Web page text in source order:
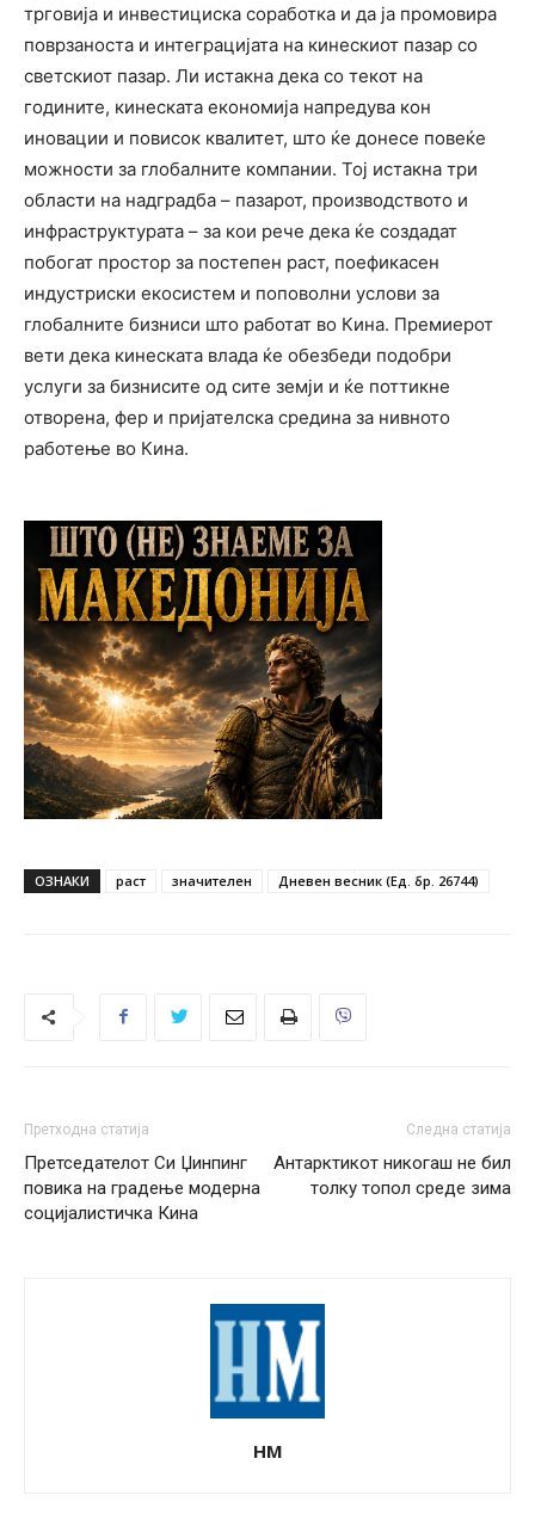
трговија и инвестициска соработка и да ја промовира
поврзаноста и интеграцијата на кинескиот пазар со
светскиот пазар. Ли истакна дека со текот на
годините, кинеската економија напредува кон
иновации и повисок квалитет, што ќе донесе повеќе
можности за глобалните компании. Тој истакна три
области на надградба – пазарот, производството и
инфраструктурата – за кои рече дека ќе создадат
побогат простор за постепен раст, поефикасен
индустриски екосистем и поповолни услови за
глобалните бизниси што работат во Кина. Премиерот
вети дека кинеската влада ќе обезбеди подобри
услуги за бизнисите од сите земји и ќе поттикне
отворена, фер и пријателска средина за нивното
работење во Кина.
ОЗНАКИ раст значителен Дневен весник (Ед. бр. 26744)
Претходна статија
Претседателот Си Џинпинг
повика на градење модерна
социјалистичка Кина
Следна статија
Антарктикот никогаш не бил
толку топол среде зима
НМ